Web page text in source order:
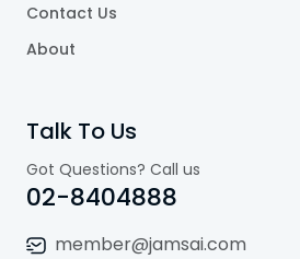
Contact Us
About
Talk To Us
Got Questions? Call us
02-8404888
member@jamsai.com